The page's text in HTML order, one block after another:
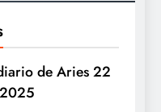
de Aries 22